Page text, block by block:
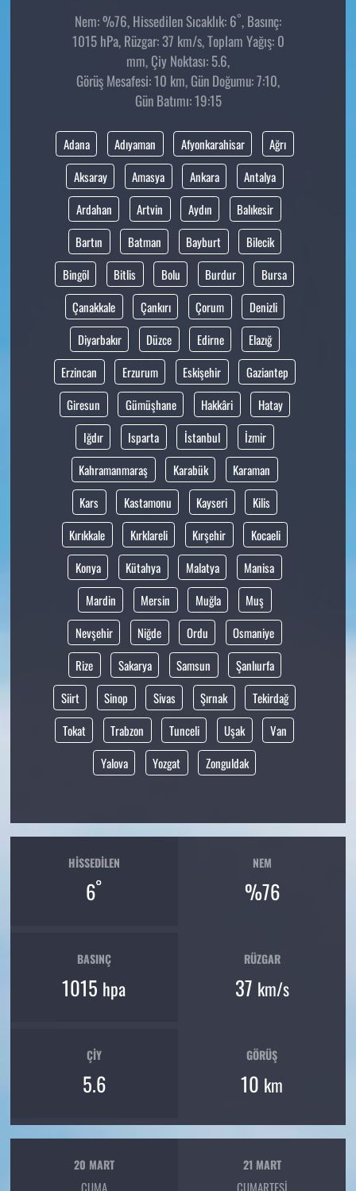
Nem: %76, Hissedilen Sıcaklık: 6°, Basınç:
1015 hPa, Rüzgar: 37 km/s, Toplam Yağış: 0
mm, Çiy Noktası: 5.6,
Görüş Mesafesi: 10 km, Gün Doğumu: 7:10,
Gün Batımı: 19:15
Adana Adıyaman Afyonkarahisar
Ağrı
Aksaray
Amasya Ankara
Antalya
Ardahan
Artvin Aydın
Balıkesir
Bartın
Batman Bayburt
Bilecik
Bingöl
Bitlis Bolu Burdur
Bursa
Çanakkale
Çankırı Çorum
Denizli
Diyarbakır
Düzce Edirne
Elazığ
Erzincan
Erzurum Eskişehir
Gaziantep
Giresun
Gümüşhane Hakkâri
Hatay
Iğdır
Isparta İstanbul
İzmir
Kahramanmaraş
Karabük
Karaman
Kars
Kastamonu Kayseri
Kilis
Kırıkkale
Kırklareli Kırşehir
Kocaeli
Konya
Kütahya Malatya
Manisa
Mardin
Mersin Muğla
Muş
Nevşehir
Niğde Ordu
Osmaniye
Rize
Sakarya Samsun
Şanlıurfa
Siirt
Sinop Sivas Şırnak
Tekirdağ
Tokat
Trabzon Tunceli Uşak
Van
Yalova
Yozgat Zonguldak
HISSEDILEN
6°
NEM
%76
BASINÇ
1015 hpa
RÜZGAR
37 km/s
ÇIY
5.6
GÖRÜŞ
10 km
20 MART
CUMA
21 MART
CUMARTESI